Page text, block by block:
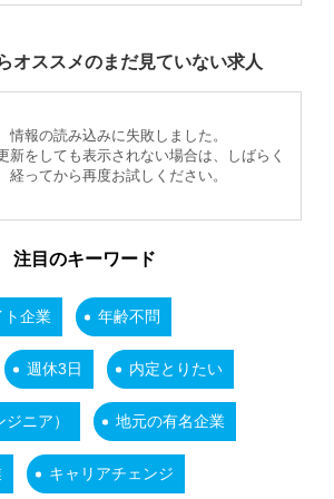
オススメのまだ見ていない求人
情報の読み込みに失敗しました。
新をしても表示されない場合は、しばらく
経ってから再度お試しください。
注目のキーワード
ト企業 年齢不問
週休3日 内定とりたい
ニア） 地元の有名企業
キャリアチェンジ